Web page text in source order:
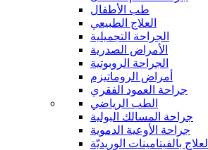
طب الأطفال
العلاج الطبيعي
الجراحة التجميلية
الأمراض الصدرية
الجراحة الروبوتية
أمراض الروماتيزم
جراحة العمود الفقري
الطب الرياضي
جراحة المسالك البولية
جراحة الأوعية الدموية
العلاج بالفيتامينات الوريديّة